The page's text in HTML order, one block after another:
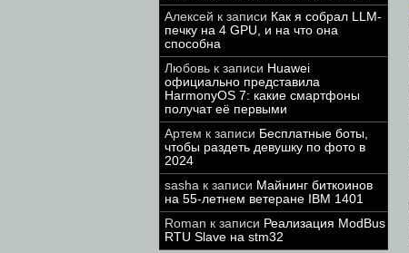
Алексей к записи Как я собрал LLM-
печку на 4 GPU, и на что она
способна
Любовь к записи Huawei
официально представила
HarmonyOS 7: какие смартфоны
получат её первыми
Артем к записи Бесплатные боты,
чтобы раздеть девушку по фото в
2024
sasha к записи Майнинг биткоинов
на 55-летнем ветеране IBM 1401
Roman к записи Реализация ModBus
RTU Slave на stm32